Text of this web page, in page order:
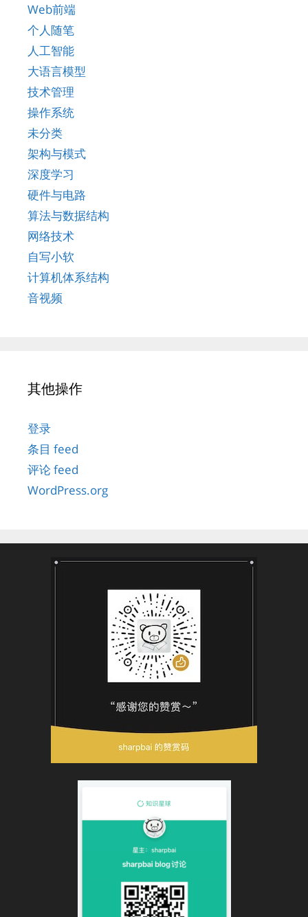
Web前端
个人随笔
人工智能
大语言模型
技术管理
操作系统
未分类
架构与模式
深度学习
硬件与电路
算法与数据结构
网络技术
自写小软
计算机体系结构
音视频
其他操作
登录
条目 feed
评论 feed
WordPress.org